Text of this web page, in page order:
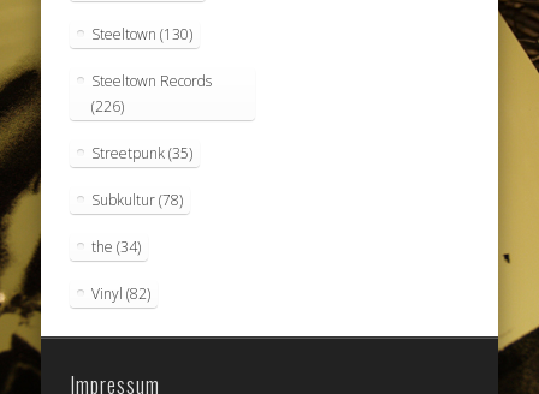
Steeltown (130)
Steeltown Records
(226)
Streetpunk(35)
Subkultur(78)
the (34)
Vinyl (82)
Impressum